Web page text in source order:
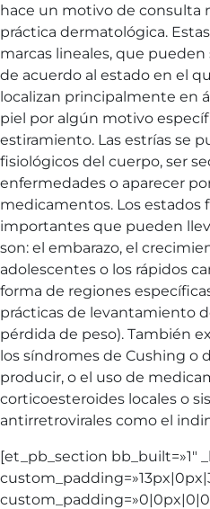
hace un motivo de consulta
práctica dermatológica.
marcas lineales, que
de acuerdo al estado en el
localizan principalmente en
piel por algún motivo
estiramiento. Las estrías se
fisiológicos del cuerpo, ser
enfermedades o aparecer
medicamentos. Los estados
importantes que pueden
son: el embarazo, el
adolescentes o los rápidos
forma de regiones
prácticas de levantamiento
pérdida de peso). También
los síndromes de Cushing o
producir, o el uso de
corticoesteroides locales o
antirretrovirales como el
[et_pb_section bb_built=»1″